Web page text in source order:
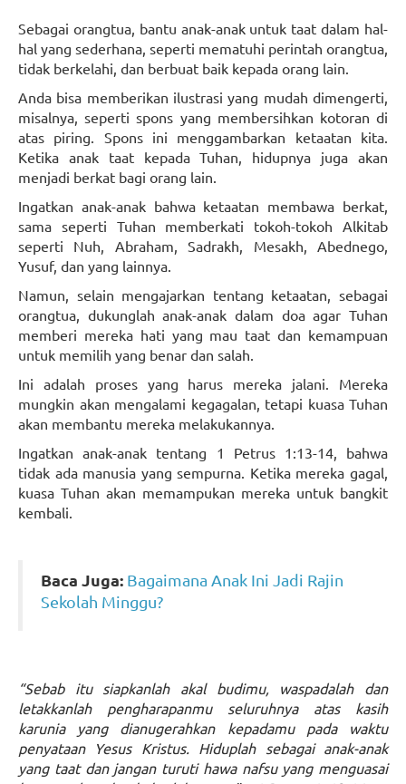
Sebagai orangtua, bantu anak-anak untuk taat dalam hal-
hal yang sederhana, seperti mematuhi perintah orangtua,
tidak berkelahi, dan berbuat baik kepada orang lain.
Anda bisa memberikan ilustrasi yang mudah dimengerti,
misalnya, seperti spons yang membersihkan kotoran di
atas piring. Spons ini menggambarkan ketaatan kita.
Ketika anak taat kepada Tuhan, hidupnya juga akan
menjadi berkat bagi orang lain.
Ingatkan anak-anak bahwa ketaatan membawa berkat,
sama seperti Tuhan memberkati tokoh-tokoh Alkitab
seperti Nuh, Abraham, Sadrakh, Mesakh, Abednego,
Yusuf, dan yang lainnya.
Namun, selain mengajarkan tentang ketaatan, sebagai
orangtua, dukunglah anak-anak dalam doa agar Tuhan
memberi mereka hati yang mau taat dan kemampuan
untuk memilih yang benar dan salah.
Ini adalah proses yang harus mereka jalani. Mereka
mungkin akan mengalami kegagalan, tetapi kuasa Tuhan
akan membantu mereka melakukannya.
Ingatkan anak-anak tentang 1 Petrus 1:13-14, bahwa
tidak ada manusia yang sempurna. Ketika mereka gagal,
kuasa Tuhan akan memampukan mereka untuk bangkit
kembali.
Baca Juga: Bagaimana Anak Ini Jadi Rajin
Sekolah Minggu?
“Sebab itu siapkanlah akal budimu, waspadalah dan
letakkanlah pengharapanmu seluruhnya atas kasih
karunia yang dianugerahkan kepadamu pada waktu
penyataan Yesus Kristus. Hiduplah sebagai anak-anak
yang taat dan jangan turuti hawa nafsu yang menguasai